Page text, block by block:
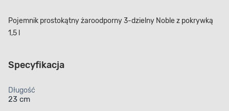
Pojemnik prostokątny żaroodporny 3-dzielny Noble z pokrywką
1,5 l
Specyfikacja
Długość
23 cm